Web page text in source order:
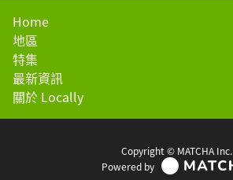
Home
地區
特集
最新資訊
關於 Locally
Copyright © MATCHA Inc.
Powered by